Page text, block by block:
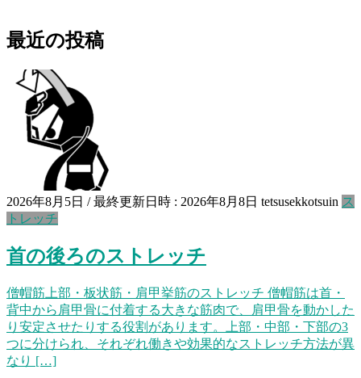
最近の投稿
2026年8月5日 / 最終更新日時 : 2026年8月8日 tetsusekkotsuin ス
トレッチ
首の後ろのストレッチ
僧帽筋上部・板状筋・肩甲挙筋のストレッチ 僧帽筋は首・
背中から肩甲骨に付着する大きな筋肉で、肩甲骨を動かした
り安定させたりする役割があります。上部・中部・下部の3
つに分けられ、それぞれ働きや効果的なストレッチ方法が異
なり […]